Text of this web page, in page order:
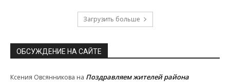
Загрузить больше
ОБСУЖДЕНИЕ НА САЙТЕ
Ксения Овсянникова на Поздравляем жителей района